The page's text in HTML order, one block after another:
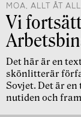
MOA, ALLT ÅT
Vi
Det här är en
skönlitterär
Sovjet. Det är
nutiden och